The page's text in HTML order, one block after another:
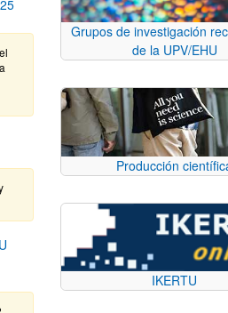
Grupos de investigación
de la UPV/EHU
Producción
IKERTU